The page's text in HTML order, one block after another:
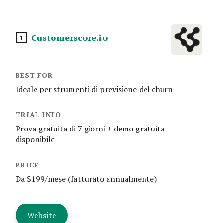
1 Customerscore.io
Ideale per strumenti di previsione del churn
Prova gratuita di 7 giorni + demo gratuita
disponibile
Da $199/mese (fatturato annualmente)
Website